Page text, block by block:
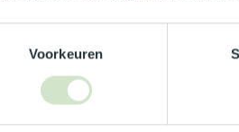
Voorkeuren